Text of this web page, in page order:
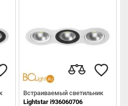
Встраиваемый светильник
Lightstar i936060706